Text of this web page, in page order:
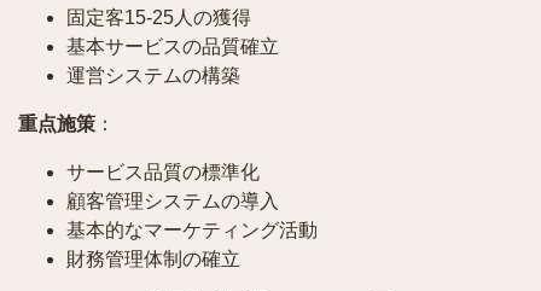
固定客15-25人の獲得
基本サービスの品質確立
運営システムの構築
重点施策 ：
サービス品質の標準化
顧客管理システムの導入
基本的なマーケティング活動
財務管理体制の確立